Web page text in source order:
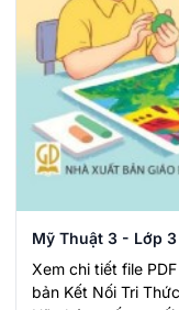
Mỹ Thuật 3 - Lớp
Xem chi tiết file
bản Kết Nối Tri